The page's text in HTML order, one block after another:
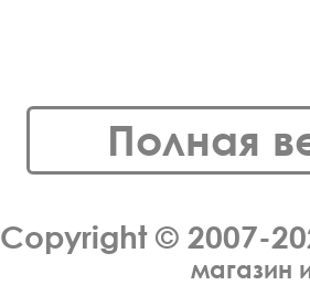
Полная
Copyright © 2007-
магазин